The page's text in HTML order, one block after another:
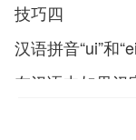
技巧四
汉语拼音“ui”和
在汉语中如果汉
的话，那么它